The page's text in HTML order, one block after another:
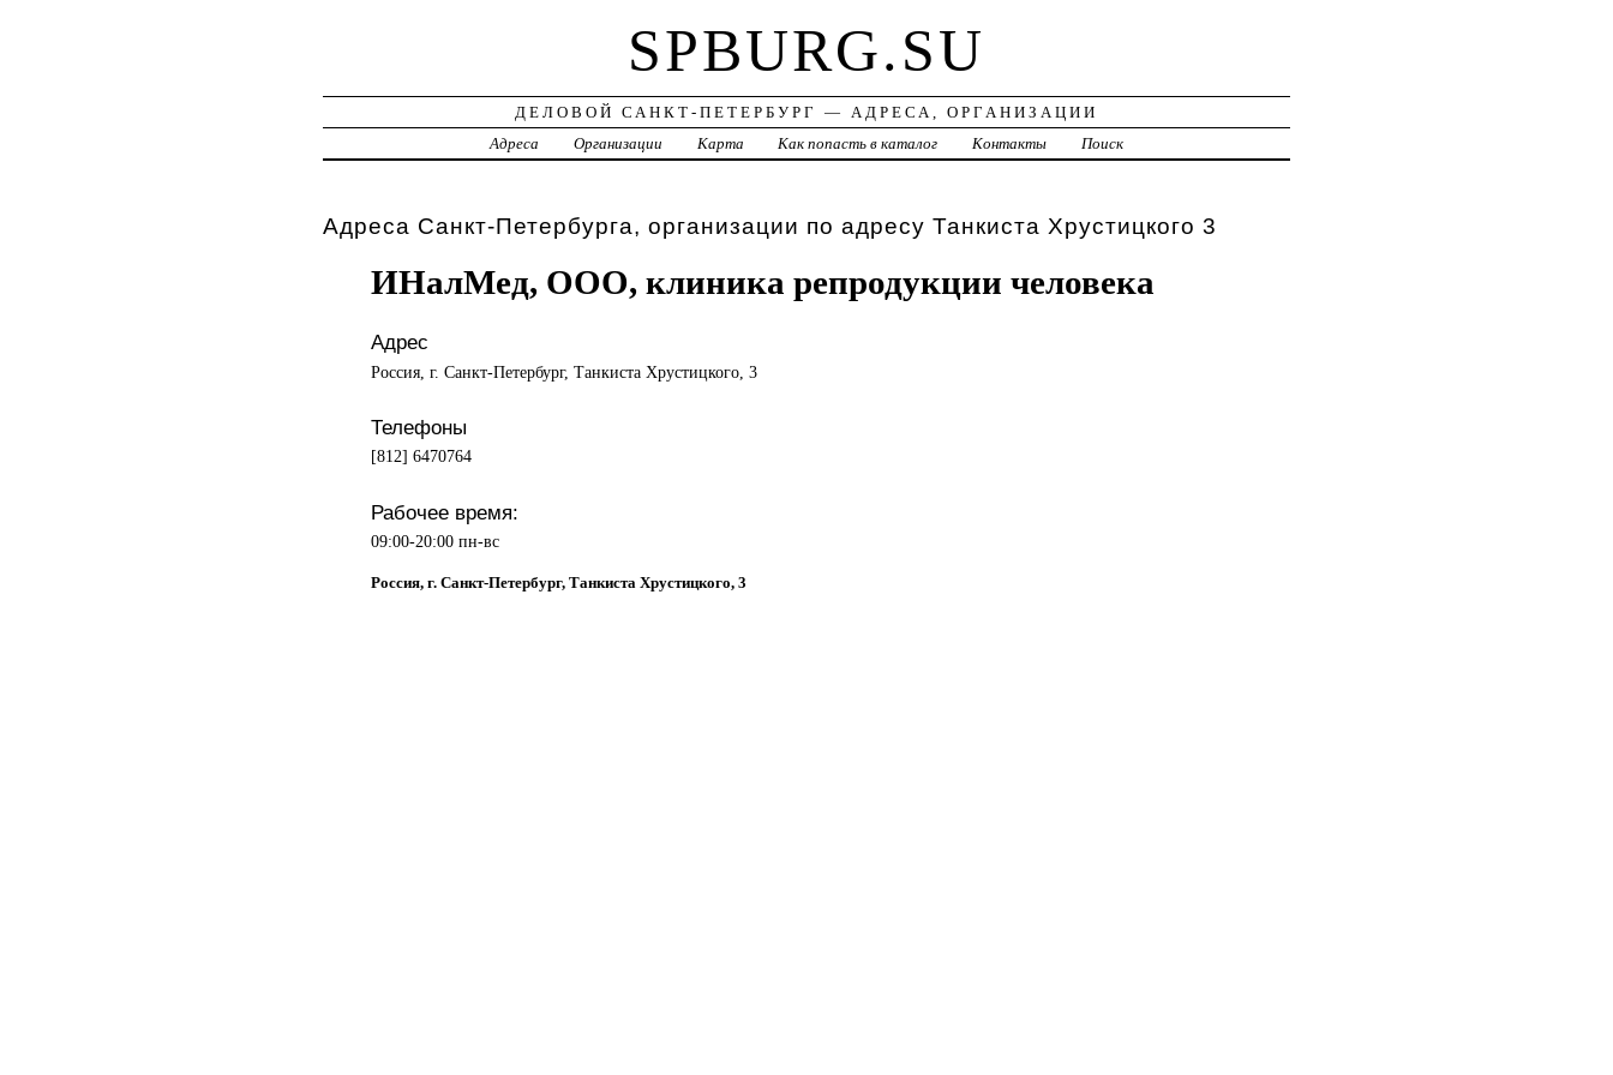
SPBURG.SU
ДЕЛОВОЙ САНКТ-ПЕТЕРБУРГ — АДРЕСА, ОРГАНИЗАЦИИ
Адреса
Организации Карта Как попасть в каталог Контакты Поиск
Адреса Санкт-Петербурга, организации по адресу Танкиста Хрустицкого 3
ИНалМед, ООО, клиника репродукции человека
Адрес
Россия, г. Санкт-Петербург, Танкиста Хрустицкого, 3
Телефоны
[812] 6470764
Рабочее время:
09:00-20:00 пн-вс
Россия, г. Санкт-Петербург, Танкиста Хрустицкого, 3